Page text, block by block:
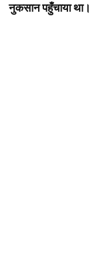
नुकसान पहुँचाया था।